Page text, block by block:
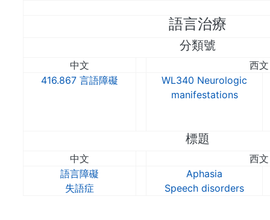
語言治療
分類號
中文
西文
416.867 言語障礙
WL340 Neurologic
manifestations
標題
中文
西文
語言障礙
失語症
Aphasia
Speech disorders